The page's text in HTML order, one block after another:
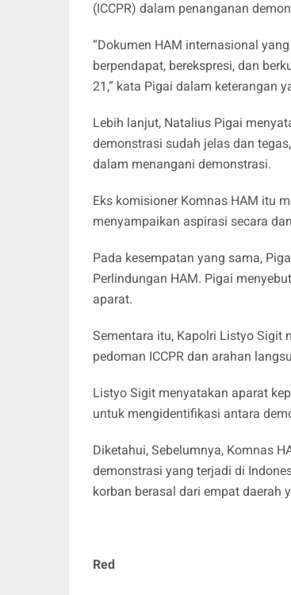
(ICCPR) dalam penanganan
“Dokumen HAM internasional
berpendapat, berekspresi, dan
21,” kata Pigai dalam keterangan
Lebih lanjut, Natalius Pigai
demonstrasi sudah jelas dan
dalam menangani demonstrasi.
Eks komisioner Komnas HAM itu
menyampaikan aspirasi secara
Pada kesempatan yang sama,
Perlindungan HAM. Pigai
aparat.
Sementara itu, Kapolri Listyo Sigit
pedoman ICCPR dan arahan
Listyo Sigit menyatakan aparat
untuk mengidentifikasi antara
Diketahui, Sebelumnya, Komnas
demonstrasi yang terjadi di
korban berasal dari empat daerah
Red